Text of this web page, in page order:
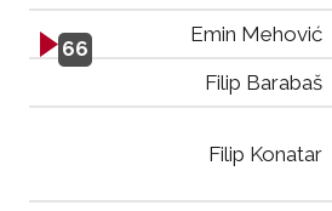
66
Emin Mehović
Filip Barabaš
Filip Konatar